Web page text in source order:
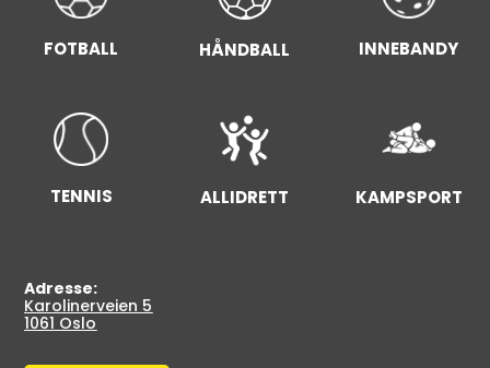
FOTBALL HÅNDBALL INNEBANDY
TENNIS ALLIDRETT KAMPSPORT
Adresse:
Karolinerveien 5
1061 Oslo